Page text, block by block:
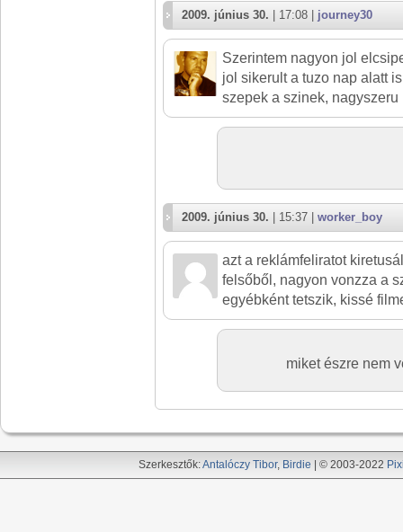
2009. június 30. | 17:08 | journey30
Szerintem nagyon jol
jol sikerult a tuzo nap alatt
szepek a szinek,
2009. június 30. | 15:37 | worker_boy
azt a reklámfeliratot
felsőből, nagyon vonzza a
egyébként tetszik, kissé
miket észre nem
Szerkesztők:Antalóczy Tibor, Birdie | © 2003-2022